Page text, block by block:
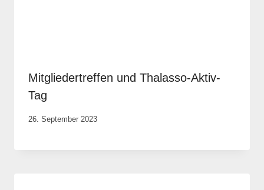
Mitgliedertreffen und Thalasso-Aktiv-
Tag
Von
Justh
26. September 2023